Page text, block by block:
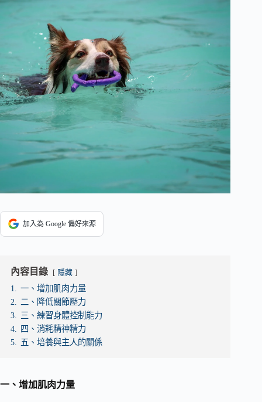
加入為 Google 偏好來源
內容目錄 隱藏
1. 一、增加肌肉力量
2. 二、降低關節壓力
3. 三、練習身體控制能力
4. 四、消耗精神精力
5. 五、培養與主人的關係
一、增加肌肉力量